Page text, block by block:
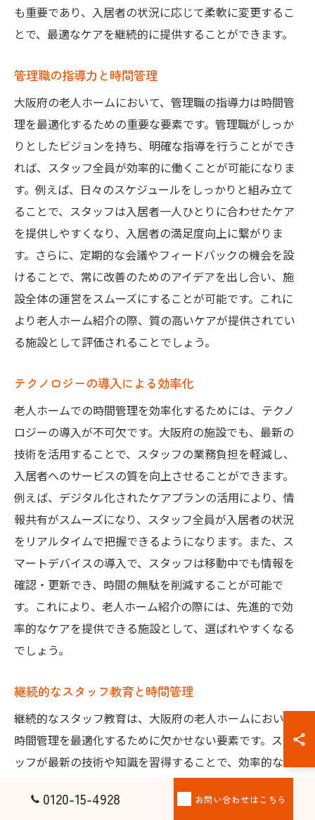
も重要であり、入居者の状況に応じて柔軟に変更するこ
とで、最適なケアを継続的に提供することができます。
管理職の指導力と時間管理
大阪府の老人ホームにおいて、管理職の指導力は時間管
理を最適化するための重要な要素です。管理職がしっか
りとしたビジョンを持ち、明確な指導を行うことができ
れば、スタッフ全員が効率的に働くことが可能になりま
す。例えば、日々のスケジュールをしっかりと組み立て
ることで、スタッフは入居者一人ひとりに合わせたケア
を提供しやすくなり、入居者の満足度向上に繋がりま
す。さらに、定期的な会議やフィードバックの機会を設
けることで、常に改善のためのアイデアを出し合い、施
設全体の運営をスムーズにすることが可能です。これに
より老人ホーム紹介の際、質の高いケアが提供されてい
る施設として評価されることでしょう。
テクノロジーの導入による効率化
老人ホームでの時間管理を効率化するためには、テクノ
ロジーの導入が不可欠です。大阪府の施設でも、最新の
技術を活用することで、スタッフの業務負担を軽減し、
入居者へのサービスの質を向上させることができます。
例えば、デジタル化されたケアプランの活用により、情
報共有がスムーズになり、スタッフ全員が入居者の状況
をリアルタイムで把握できるようになります。また、ス
マートデバイスの導入で、スタッフは移動中でも情報を
確認・更新でき、時間の無駄を削減することが可能で
す。これにより、老人ホーム紹介の際には、先進的で効
率的なケアを提供できる施設として、選ばれやすくなる
でしょう。
継続的なスタッフ教育と時間管理
継続的なスタッフ教育は、大阪府の老人ホームにおいて
時間管理を最適化するために欠かせない要素です。スタ
ッフが最新の技術や知識を習得することで、効率的な業
務遂行が可能となり、入居者へのサービスの質が向上し
ます。定期的な研修やスキルアップの機会を設けること
0120-15-4928 お問い合わせはこちら